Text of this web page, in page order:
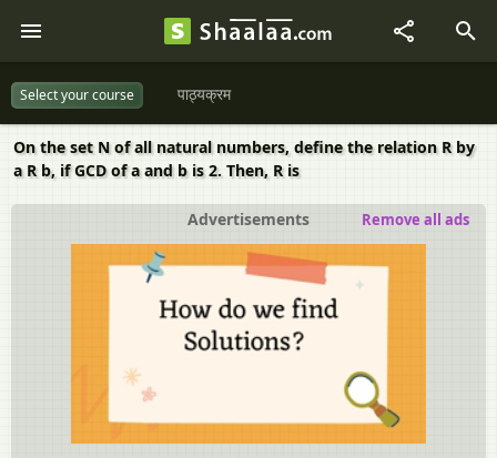
Select your course पाठ्यक्रम
On the set N of all natural numbers, define the relation R by
a R b, if GCD of a and b is 2. Then, R is
Advertisements Remove all ads